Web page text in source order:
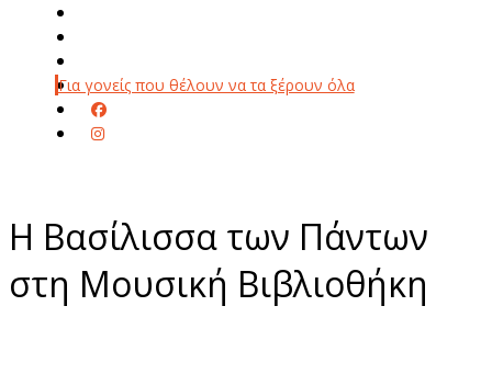
Για γονείς που θέλουν να τα ξέρουν όλα
Η Βασίλισσα των Πάντων
στη Μουσική Βιβλιοθήκη